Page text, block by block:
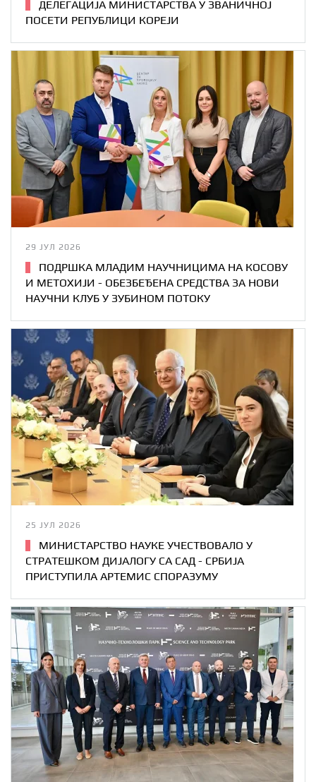
ДЕЛЕГАЦИЈА МИНИСТАРСТВА У ЗВАНИЧНОЈ
ПОСЕТИ РЕПУБЛИЦИ КОРЕЈИ
29 ЈУЛ 2026
ПОДРШКА МЛАДИМ НАУЧНИЦИМА НА КОСОВУ
И МЕТОХИЈИ - ОБЕЗБЕЂЕНА СРЕДСТВА ЗА НОВИ
НАУЧНИ КЛУБ У ЗУБИНОМ ПОТОКУ
25 ЈУЛ 2026
МИНИСТАРСТВО НАУКЕ УЧЕСТВОВАЛО У
СТРАТЕШКОМ ДИЈАЛОГУ СА САД - СРБИЈА
ПРИСТУПИЛА АРТЕМИС СПОРАЗУМУ